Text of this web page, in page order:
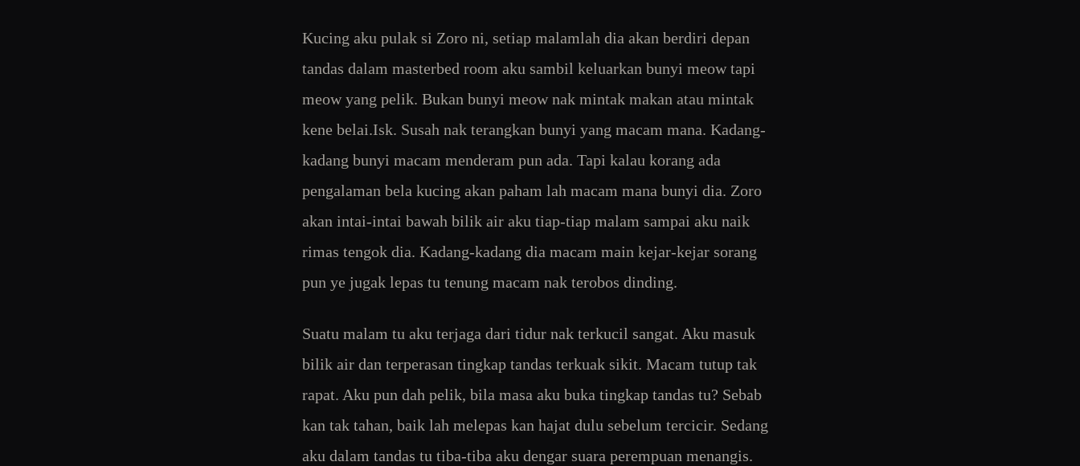
Kucing aku pulak si Zoro ni, setiap malamlah dia akan berdiri depan
tandas dalam masterbed room aku sambil keluarkan bunyi meow tapi
meow yang pelik. Bukan bunyi meow nak mintak makan atau mintak
kene belai.Isk. Susah nak terangkan bunyi yang macam mana. Kadang-
kadang bunyi macam menderam pun ada. Tapi kalau korang ada
pengalaman bela kucing akan paham lah macam mana bunyi dia. Zoro
akan intai-intai bawah bilik air aku tiap-tiap malam sampai aku naik
rimas tengok dia. Kadang-kadang dia macam main kejar-kejar sorang
pun ye jugak lepas tu tenung macam nak terobos dinding.
Suatu malam tu aku terjaga dari tidur nak terkucil sangat. Aku masuk
bilik air dan terperasan tingkap tandas terkuak sikit. Macam tutup tak
rapat. Aku pun dah pelik, bila masa aku buka tingkap tandas tu? Sebab
kan tak tahan, baik lah melepas kan hajat dulu sebelum tercicir. Sedang
aku dalam tandas tu tiba-tiba aku dengar suara perempuan menangis.